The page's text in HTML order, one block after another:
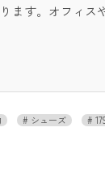
ます。オフィ
シューズ